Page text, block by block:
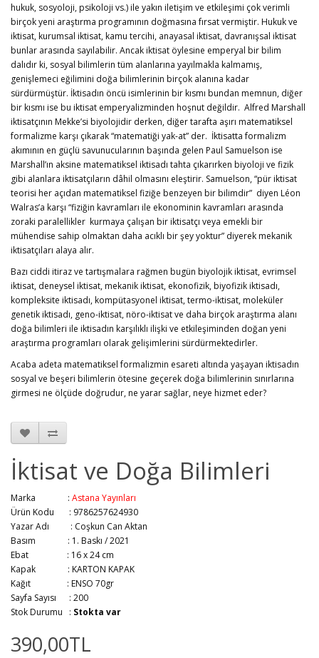
hukuk, sosyoloji, psikoloji vs.) ile yakın iletişim ve etkileşimi çok verimli
birçok yeni araştırma programının doğmasına fırsat vermiştir. Hukuk ve
iktisat, kurumsal iktisat, kamu tercihi, anayasal iktisat, davranışsal iktisat
bunlar arasında sayılabilir. Ancak iktisat öylesine emperyal bir bilim
dalıdır ki, sosyal bilimlerin tüm alanlarına yayılmakla kalmamış,
genişlemeci eğilimini doğa bilimlerinin birçok alanına kadar
sürdürmüştür. İktisadın öncü isimlerinin bir kısmı bundan memnun, diğer
bir kısmı ise bu iktisat emperyalizminden hoşnut değildir. Alfred Marshall
iktisatçının Mekke’si biyolojidir derken, diğer tarafta aşırı matematiksel
formalizme karşı çıkarak “matematiği yak-at” der. İktisatta formalizm
akımının en güçlü savunucularının başında gelen Paul Samuelson ise
Marshall’ın aksine matematiksel iktisadı tahta çıkarırken biyoloji ve fizik
gibi alanlara iktisatçıların dâhil olmasını eleştirir. Samuelson, “pür iktisat
teorisi her açıdan matematiksel fiziğe benzeyen bir bilimdir” diyen Léon
Walras’a karşı “fiziğin kavramları ile ekonominin kavramları arasında
zoraki paralellikler kurmaya çalışan bir iktisatçı veya emekli bir
mühendise sahip olmaktan daha acıklı bir şey yoktur” diyerek mekanik
iktisatçıları alaya alır.
Bazı ciddi itiraz ve tartışmalara rağmen bugün biyolojik iktisat, evrimsel
iktisat, deneysel iktisat, mekanik iktisat, ekonofizik, biyofizik iktisadı,
kompleksite iktisadı, kompütasyonel iktisat, termo-iktisat, moleküler
genetik iktisadı, geno-iktisat, nöro-iktisat ve daha birçok araştırma alanı
doğa bilimleri ile iktisadın karşılıklı ilişki ve etkileşiminden doğan yeni
araştırma programları olarak gelişimlerini sürdürmektedirler.
Acaba adeta matematiksel formalizmin esareti altında yaşayan iktisadın
sosyal ve beşeri bilimlerin ötesine geçerek doğa bilimlerinin sınırlarına
girmesi ne ölçüde doğrudur, ne yarar sağlar, neye hizmet eder?
İktisat ve Doğa Bilimleri
Marka : Astana Yayınları
Ürün Kodu : 9786257624930
Yazar Adı : Coşkun Can Aktan
Basım : 1. Baskı / 2021
Ebat : 16 x 24 cm
Kapak : KARTON KAPAK
Kağıt : ENSO 70gr
Sayfa Sayısı : 200
Stok Durumu : Stokta var
390,00TL